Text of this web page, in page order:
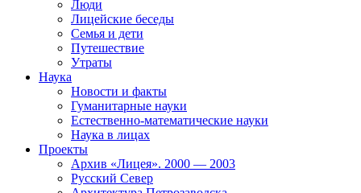
Люди
Лицейские беседы
Семья и дети
Путешествие
Утраты
Наука
Новости и факты
Гуманитарные науки
Естественно-математические науки
Наука в лицах
Проекты
Архив «Лицея». 2000 — 2003
Русский Север